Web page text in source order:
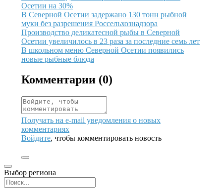
Осетии на 30%
Иллюстрация новости
В Северной Осетии задержано 130 тонн рыбной
муки без разрешения Россельхознадзора
Иллюстрация новости
Производство деликатесной рыбы в Северной
Осетии увеличилось в 23 раза за последние семь лет
Иллюстрация новости
В школьном меню Северной Осетии появились
новые рыбные блюда
Комментарии (0)
Получать на e‑mail уведомления о новых
комментариях
Войдите, чтобы комментировать новость
Выбор региона